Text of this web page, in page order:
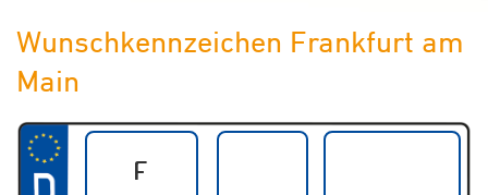
Wunschkennzeichen Frankfurt am
Main